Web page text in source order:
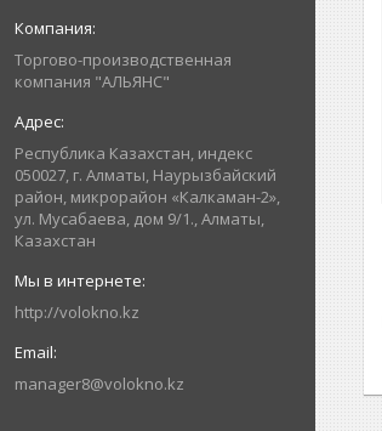
Торгово-производственная
компания "АЛЬЯНС"
Республика Казахстан, индекс
050027, г. Алматы, Наурызбайский
район, микрорайон «Калкаман-2»,
ул. Мусабаева, дом 9/1., Алматы,
Казахстан
http://volokno.kz
manager8@volokno.kz